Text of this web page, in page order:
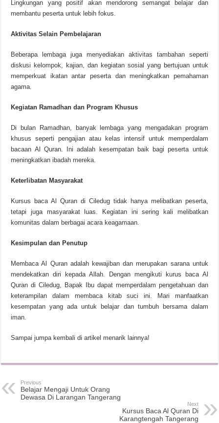
Lingkungan yang positif akan mendorong semangat belajar dan
membantu peserta untuk lebih fokus.
Aktivitas Selain Pembelajaran
Beberapa lembaga juga menyediakan aktivitas tambahan seperti
diskusi kelompok, kajian, dan kegiatan sosial yang bertujuan untuk
memperkuat ikatan antar peserta dan meningkatkan pemahaman
agama.
Kegiatan Ramadhan dan Program Khusus
Di bulan Ramadhan, banyak lembaga yang mengadakan program
khusus seperti pengajian atau kelas intensif untuk memperdalam
bacaan Al Quran. Ini adalah kesempatan baik bagi peserta untuk
meningkatkan ibadah mereka.
Keterlibatan Masyarakat
Kursus baca Al Quran di Ciledug tidak hanya melibatkan peserta,
tetapi juga masyarakat luas. Kegiatan ini sering kali melibatkan
komunitas dalam berbagai acara keagamaan.
Kesimpulan dan Penutup
Membaca Al Quran adalah kewajiban dan merupakan sarana untuk
mendekatkan diri kepada Allah. Dengan mengikuti kurus baca Al
Quran di Ciledug, Bapak Ibu dapat memperdalam pengetahuan dan
keterampilan dalam membaca kitab suci ini. Mari manfaatkan
kesempatan yang ada untuk belajar dan tumbuh bersama dalam
iman.
Sampai jumpa kembali di artikel menarik lainnya!
Previous
Belajar Mengaji Untuk Orang
Dewasa Di Larangan Tangerang
Next
Kursus Baca Al Quran Di
Karangtengah Tangerang